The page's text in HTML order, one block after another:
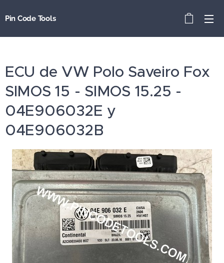
Pin Code Tools
ECU de VW Polo Saveiro Fox
SIMOS 15 - SIMOS 15.25 -
04E906032E y
04E906032B